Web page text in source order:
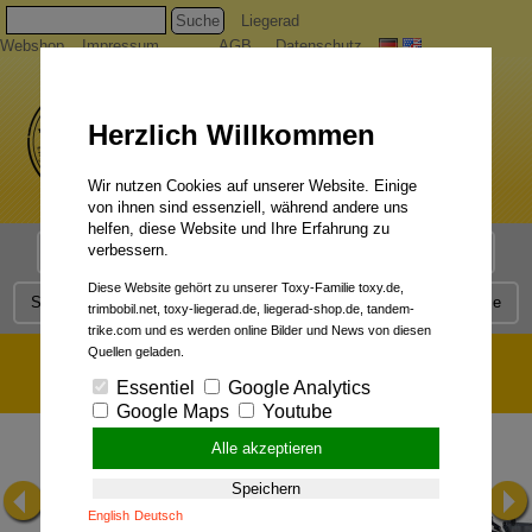
Suche
Liegerad
Webshop
Impressum AGB Datenschutz
Liegerad Modelle
Service Qualität Liegerad News Kontakt Presse
Technische Daten Konfigurieren & Bestellen
Herzlich Willkommen
Wir nutzen Cookies auf unserer Website. Einige
von ihnen sind essenziell, während andere uns
helfen, diese Website und Ihre Erfahrung zu
verbessern.
Diese Website gehört zu unserer Toxy-Familie toxy.de,
trimbobil.net, toxy-liegerad.de, liegerad-shop.de, tandem-
trike.com und es werden online Bilder und News von diesen
Quellen geladen.
Essentiel
Google Analytics
Google Maps
Youtube
Alle akzeptieren
Speichern
English Deutsch